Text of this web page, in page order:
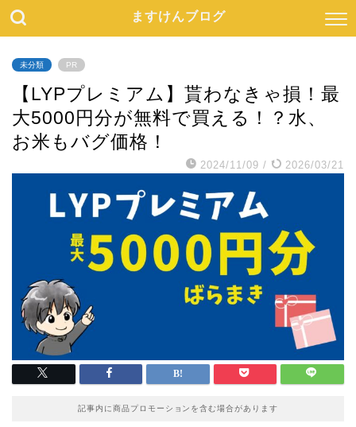
ますけんブログ
未分類 PR
【LYPプレミアム】貰わなきゃ損！最
大5000円分が無料で買える！？水、
お米もバグ価格！
2024/11/09 / 2026/03/21
記事内に商品プロモーションを含む場合があります